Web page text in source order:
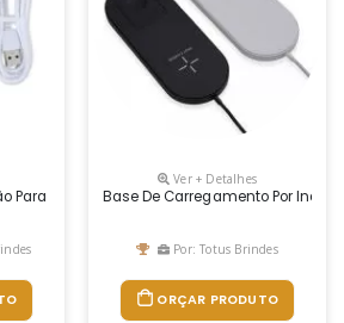
Para Brindes
Ver + Detalhes
Base De Carregamento Por
Por: Totus Brindes
ORÇAR PRODUTO